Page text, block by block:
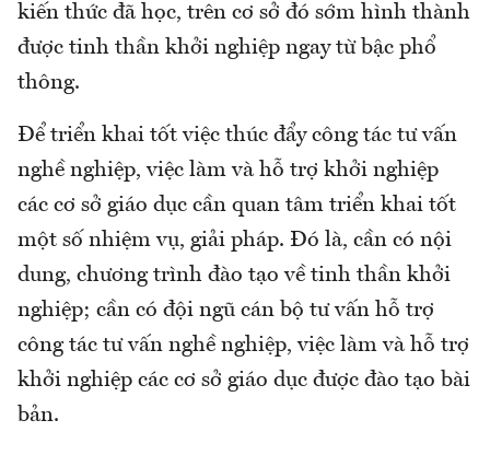
kiến thức đã học, trên cơ sở đó sớm hình thành
được tinh thần khởi nghiệp ngay từ bậc phổ
thông.
Để triển khai tốt việc thúc đẩy công tác tư vấn
nghề nghiệp, việc làm và hỗ trợ khởi nghiệp
các cơ sở giáo dục cần quan tâm triển khai tốt
một số nhiệm vụ, giải pháp. Đó là, cần có nội
dung, chương trình đào tạo về tinh thần khởi
nghiệp; cần có đội ngũ cán bộ tư vấn hỗ trợ
công tác tư vấn nghề nghiệp, việc làm và hỗ trợ
khởi nghiệp các cơ sở giáo dục được đào tạo bài
bản.